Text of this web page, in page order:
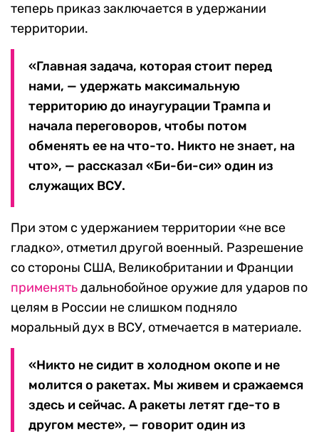
теперь приказ заключается в удержании
территории.
«Главная задача, которая стоит перед
нами, — удержать максимальную
территорию до инаугурации Трампа и
начала переговоров, чтобы потом
обменять ее на что-то. Никто не знает, на
что», — рассказал «Би-би-си» один из
служащих ВСУ.
При этом с удержанием территории «не все
гладко», отметил другой военный. Разрешение
со стороны США, Великобритании и Франции
применятьдальнобойное оружие для ударов по
целям в России не слишком подняло
моральный дух в ВСУ, отмечается в материале.
«Никто не сидит в холодном окопе и не
молится о ракетах. Мы живем и сражаемся
здесь и сейчас. А ракеты летят где-то в
другом месте», — говорит один из